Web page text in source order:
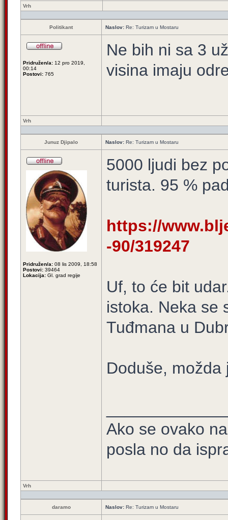
Vrh
Politikant Naslov: Re: Turizam u Mostaru
Pridružen/a: 12 pro 2019,
00:14
Postovi: 765
Ne bih ni sa 3
visina imaju
Vrh
Junuz Djipalo Naslov: Re: Turizam u Mostaru
Pridružen/a: 08 lis 2009, 18:58
Postovi: 39464
Lokacija: Gl. grad regije
5000 ljudi bez
turista. 95 %
https://
-90/319247
Uf, to će bit
istoka. Neka se
Tuđmana u
Doduše, možda
Ako se ovako
posla no da
Vrh
daramo Naslov: Re: Turizam u Mostaru